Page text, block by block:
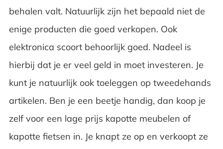
behalen valt. Natuurlijk zijn het bepaald niet de
enige producten die goed verkopen. Ook
elektronica scoort behoorlijk goed. Nadeel is
hierbij dat je er veel geld in moet investeren. Je
kunt je natuurlijk ook toeleggen op tweedehands
artikelen. Ben je een beetje handig, dan koop je
zelf voor een lage prijs kapotte meubelen of
kapotte fietsen in. Je knapt ze op en verkoopt ze